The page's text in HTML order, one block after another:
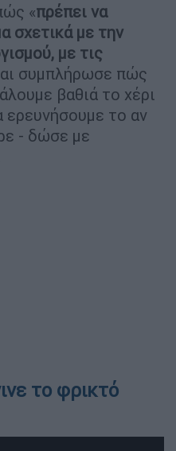
«πρέπει να
σχετικά με την
με τις
συμπλήρωσε πώς
βαθιά το χέρι
ερευνήσουμε το αν
- δώσε με
το φρικτό